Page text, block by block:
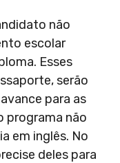
não
escolar
Esses
serão
para as
programa não
em inglês. No
deles para